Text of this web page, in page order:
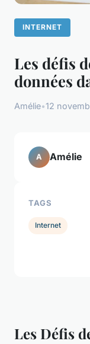
INTERNET
Les défis
données
Amélie•12
Les Défis
A Amélie
TAGS
Internet